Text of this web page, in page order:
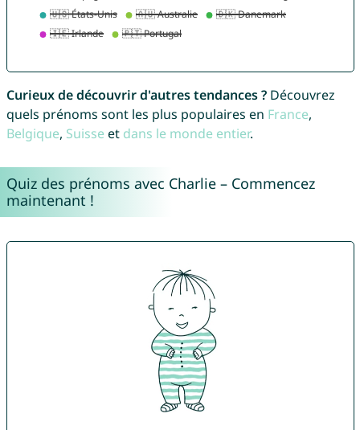
Curieux de découvrir d'autres tendances ?Découvrez
quels prénoms sont les plus populaires en France,
Belgique, Suisse et dans le monde entier.
Quiz des prénoms avec Charlie – Commencez
maintenant !